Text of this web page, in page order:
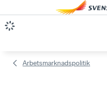
Arbetsmarknadspolitik